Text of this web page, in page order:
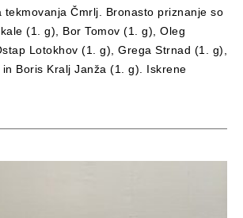
tekmovanja Čmrlj. Bronasto priznanje so
(1. g), Bor Tomov (1. g), Oleg
Lotokhov (1. g), Grega Strnad (1. g),
Boris Kralj Janža (1. g). Iskrene